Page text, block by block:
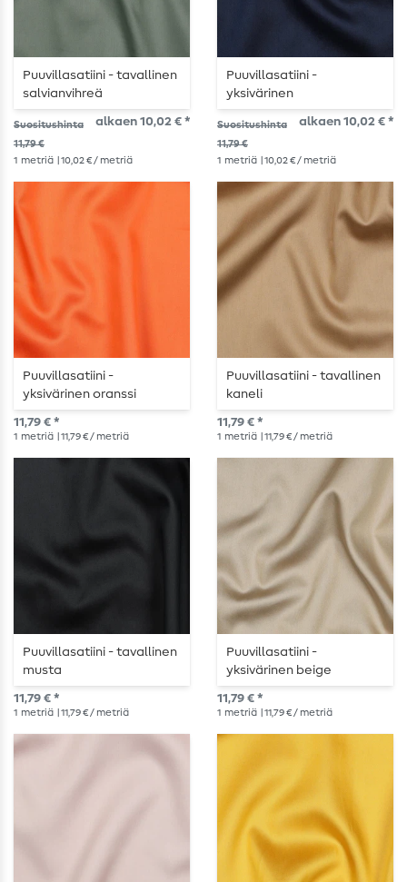
Puuvillasatiini - tavallinen
salvianvihreä
Suositushinta
11,79 €
alkaen 10,02 € *
1 metriä | 10,02 € / metriä
Puuvillasatiini -
yksivärinen
laivastonsininen
Suositushinta
11,79 €
alkaen 10,02 € *
1 metriä | 10,02 € / metriä
Puuvillasatiini -
yksivärinen oranssi
11,79 € *
1 metriä | 11,79 € / metriä
Puuvillasatiini - tavallinen
kaneli
11,79 € *
1 metriä | 11,79 € / metriä
Puuvillasatiini - tavallinen
musta
11,79 € *
1 metriä | 11,79 € / metriä
Puuvillasatiini -
yksivärinen beige
11,79 € *
1 metriä | 11,79 € / metriä